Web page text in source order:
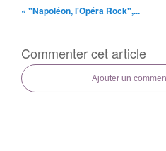
« "Napoléon, l'Opéra Rock",...
Commenter cet article
Ajouter un